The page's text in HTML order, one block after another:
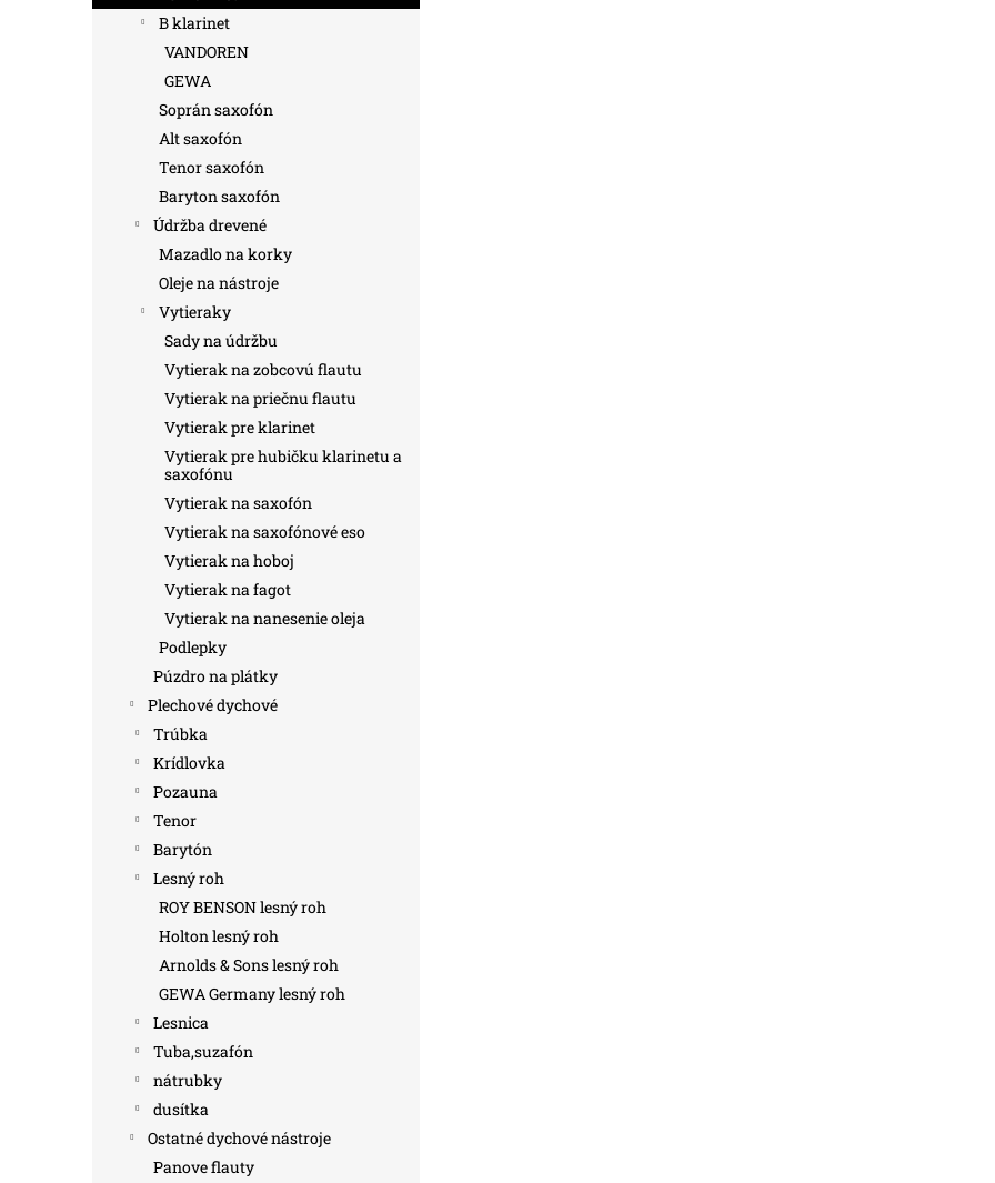
B klarinet
VANDOREN
GEWA
Soprán saxofón
Alt saxofón
Tenor saxofón
Baryton saxofón
Údržba drevené
Mazadlo na korky
Oleje na nástroje
Vytieraky
Sady na údržbu
Vytierak na zobcovú flautu
Vytierak na priečnu flautu
Vytierak pre klarinet
Vytierak pre hubičku klarinetu a
saxofónu
Vytierak na saxofón
Vytierak na saxofónové eso
Vytierak na hoboj
Vytierak na fagot
Vytierak na nanesenie oleja
Podlepky
Púzdro na plátky
Plechové dychové
Trúbka
Krídlovka
Pozauna
Tenor
Barytón
Lesný roh
ROY BENSON lesný roh
Holton lesný roh
Arnolds & Sons lesný roh
GEWA Germany lesný roh
Lesnica
Tuba,suzafón
nátrubky
dusítka
Ostatné dychové nástroje
Panove flauty